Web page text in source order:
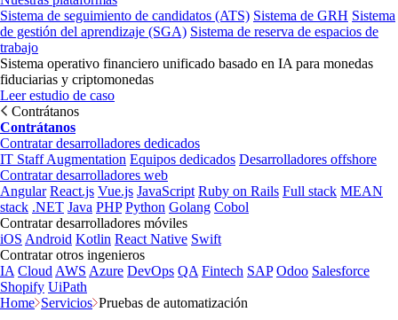
Sistema de seguimiento de candidatos (ATS) Sistema de GRH Sistema
de gestión del aprendizaje (SGA) Sistema de reserva de espacios de
trabajo
Sistema operativo financiero unificado basado en IA para monedas
fiduciarias y criptomonedas
Leer estudio de caso
Contrátanos
Contrátanos
Contratar desarrolladores dedicados
IT Staff Augmentation Equipos dedicados Desarrolladores offshore
Contratar desarrolladores web
Angular React.js Vue.js JavaScript Ruby on Rails Full stack MEAN
stack .NET Java PHP Python Golang Cobol
Contratar desarrolladores móviles
iOS Android Kotlin React Native Swift
Contratar otros ingenieros
IA Cloud AWS Azure DevOps QA Fintech SAP Odoo Salesforce
Shopify UiPath
Home Servicios Pruebas de automatización